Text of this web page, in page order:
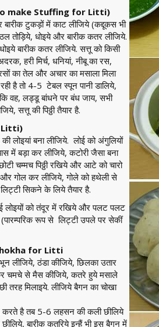
to make Stuffing for Litti)
टुकड़ों में काट लीजिये (कद्दूकस भी
तोड़िये, धोइये और बारीक कतर लीजिये.
बारीक कतर लीजिये. सत्तू को किसी
हरी मिर्च, धनियां, नीबू का रस,
का तेल और अचार का मसाला मिला
है तो 4-5 टेबल स्पून पानी डालिये,
कि वह, लड्डू बांधने पर बंध जाय, सभी
सत्तू की पिठ्ठी तैयार है.
Litti)
लोइयां बना लीजिये. लोई को अंगुलियों
में बड़ा कर लीजिये, कटोरी जैसा बना
चम्मच पिठ्ठी रखिये और आटे को चारो
गोल कर लीजिये, गोले को हथेली से
सिकने के लिये तैयार है.
लोइयों को तंदूर में रखिये और पलट पलट
रूप से लिट्टी उपले पर सेकीं
for Litti
लीजिये, ठंडा कीजिये, छिलका उतार
चमचे से मैस कीजिये, कतरे हुये मसाले
मिलाइये. लीजिये बैगन का चोखा
है तब 5-6 लहसन की कली छीलिये
बारीक कतरिये इन्हैं भी इस बैगन में